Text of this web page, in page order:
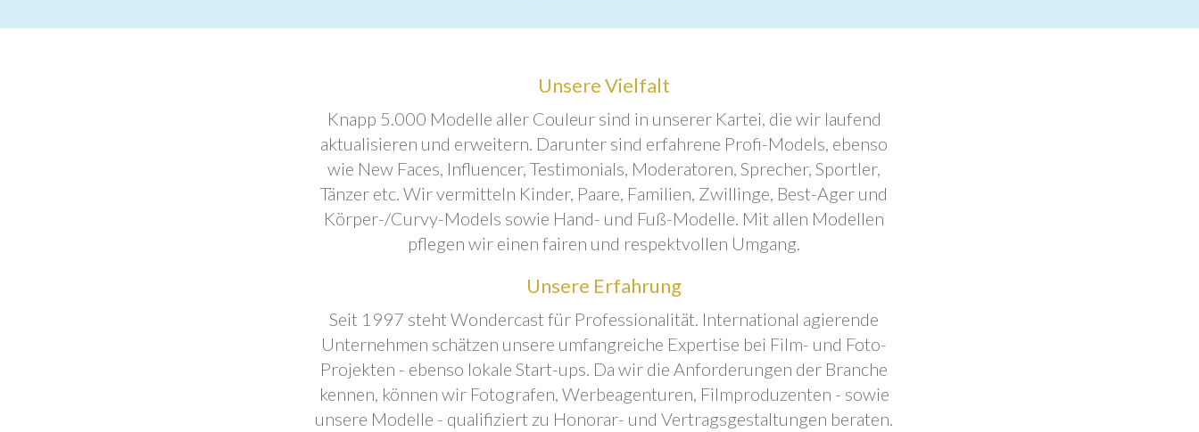
Unsere Vielfalt
Knapp 5.000 Modelle aller Couleur sind in unserer Kartei, die wir laufend
aktualisieren und erweitern. Darunter sind erfahrene Profi-Models, ebenso
wie New Faces, Influencer, Testimonials, Moderatoren, Sprecher, Sportler,
Tänzer etc. Wir vermitteln Kinder, Paare, Familien, Zwillinge, Best-Ager und
Körper-/Curvy-Models sowie Hand- und Fuß-Modelle. Mit allen Modellen
pflegen wir einen fairen und respektvollen Umgang.
Unsere Erfahrung
Seit 1997 steht Wondercast für Professionalität. International agierende
Unternehmen schätzen unsere umfangreiche Expertise bei Film- und Foto-
Projekten - ebenso lokale Start-ups. Da wir die Anforderungen der Branche
kennen, können wir Fotografen, Werbeagenturen, Filmproduzenten - sowie
unsere Modelle - qualifiziert zu Honorar- und Vertragsgestaltungen beraten.